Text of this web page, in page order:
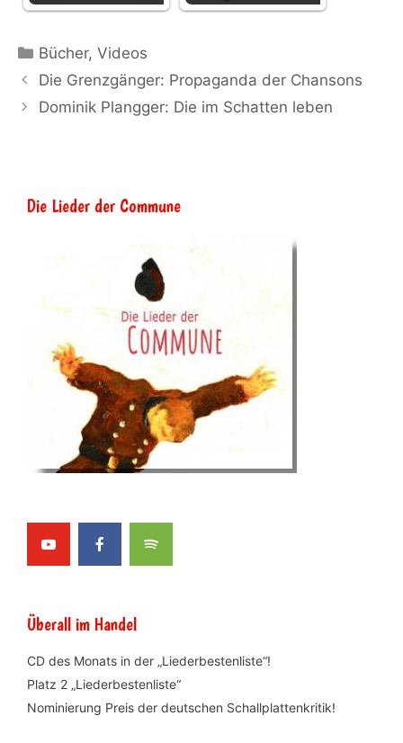
Kategorien
Bücher,Videos
Die Grenzgänger: Propaganda der Chansons
Dominik Plangger: Die im Schatten leben
Die Lieder der Commune
Überall im Handel
CD des Monats in der „Liederbestenliste“!
Platz 2 „Liederbestenliste“
Nominierung Preis der deutschen Schallplattenkritik!